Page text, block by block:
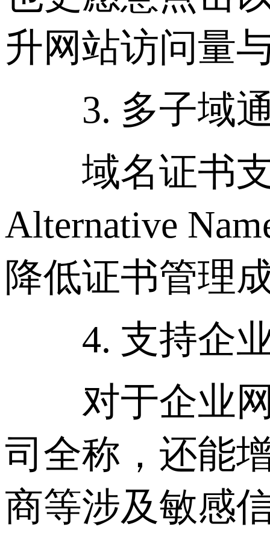
升网站访问量
3. 多子域通
域名证书支
Alternative
降低证书管理
4. 支持企业
对于企业网
司全称，还能
商等涉及敏感